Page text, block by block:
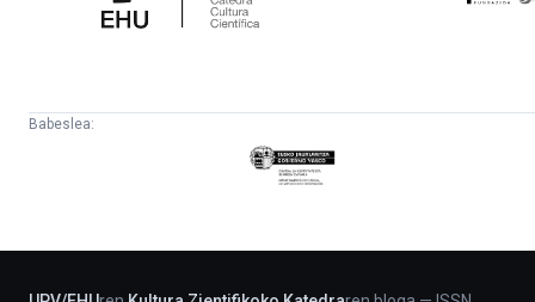
Babeslea:
Eusko
Jaurlaritza